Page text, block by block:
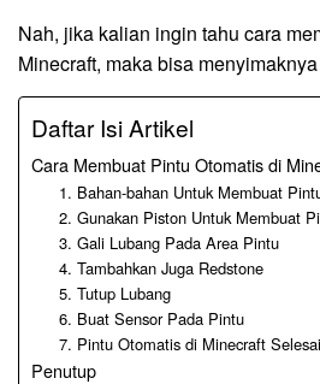
Nah, jika kalian ingin tahu cara
Minecraft, maka bisa
Daftar Isi Artikel
Cara Membuat Pintu Otomatis di
1. Bahan-bahan Untuk Membuat
2. Gunakan Piston Untuk Membuat
3. Gali Lubang Pada Area Pintu
4. Tambahkan Juga Redstone
5. Tutup Lubang
6. Buat Sensor Pada Pintu
7. Pintu Otomatis di Minecraft
Penutup